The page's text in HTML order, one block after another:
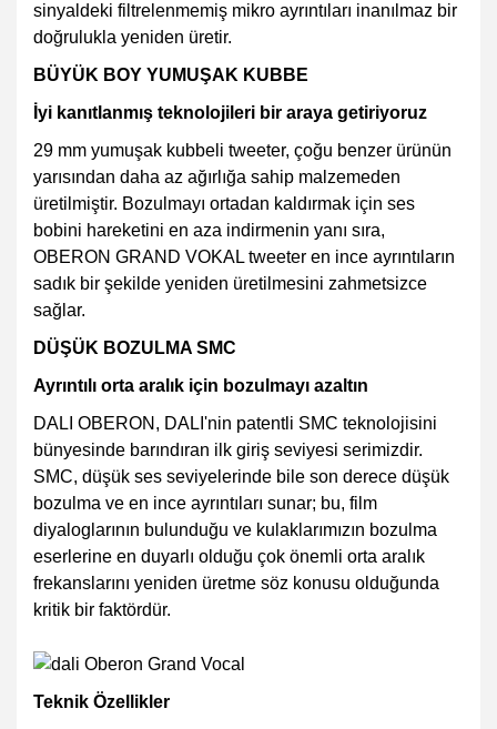
sinyaldeki filtrelenmemiş mikro ayrıntıları inanılmaz bir
doğrulukla yeniden üretir.
BÜYÜK BOY YUMUŞAK KUBBE
İyi kanıtlanmış teknolojileri bir araya getiriyoruz
29 mm yumuşak kubbeli tweeter, çoğu benzer ürünün
yarısından daha az ağırlığa sahip malzemeden
üretilmiştir. Bozulmayı ortadan kaldırmak için ses
bobini hareketini en aza indirmenin yanı sıra,
OBERON GRAND VOKAL tweeter en ince ayrıntıların
sadık bir şekilde yeniden üretilmesini zahmetsizce
sağlar.
DÜŞÜK BOZULMA SMC
Ayrıntılı orta aralık için bozulmayı azaltın
DALI OBERON, DALI'nin patentli SMC teknolojisini
bünyesinde barındıran ilk giriş seviyesi serimizdir.
SMC, düşük ses seviyelerinde bile son derece düşük
bozulma ve en ince ayrıntıları sunar; bu, film
diyaloglarının bulunduğu ve kulaklarımızın bozulma
eserlerine en duyarlı olduğu çok önemli orta aralık
frekanslarını yeniden üretme söz konusu olduğunda
kritik bir faktördür.
Teknik Özellikler